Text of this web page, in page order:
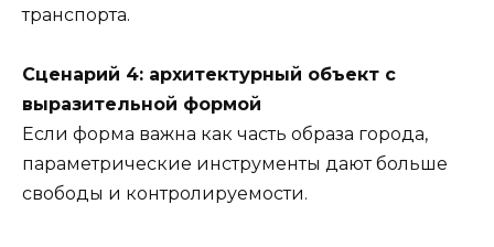
транспорта.
Сценарий 4: архитектурный объект с
выразительной формой
Если форма важна как часть образа города,
параметрические инструменты дают больше
свободы и контролируемости.